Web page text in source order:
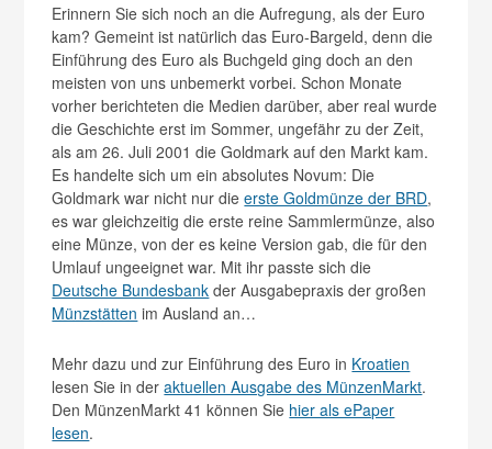
Erinnern Sie sich noch an die Aufregung, als der Euro
kam? Gemeint ist natürlich das Euro-Bargeld, denn die
Einführung des Euro als Buchgeld ging doch an den
meisten von uns unbemerkt vorbei. Schon Monate
vorher berichteten die Medien darüber, aber real wurde
die Geschichte erst im Sommer, ungefähr zu der Zeit,
als am 26. Juli 2001 die Goldmark auf den Markt kam.
Es handelte sich um ein absolutes Novum: Die
Goldmark war nicht nur dieerste Goldmünze der BRD,
es war gleichzeitig die erste reine Sammlermünze, also
eine Münze, von der es keine Version gab, die für den
Umlauf ungeeignet war. Mit ihr passte sich die
Deutsche Bundesbank der Ausgabepraxis der großen
Münzstätten im Ausland an…
Mehr dazu und zur Einführung des Euro in Kroatien
lesen Sie in deraktuellen Ausgabe des MünzenMarkt.
Den MünzenMarkt 41 können Sie hier als ePaper
lesen.